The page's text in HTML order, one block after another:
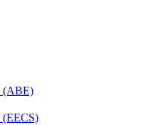
(ABE)
(EECS)